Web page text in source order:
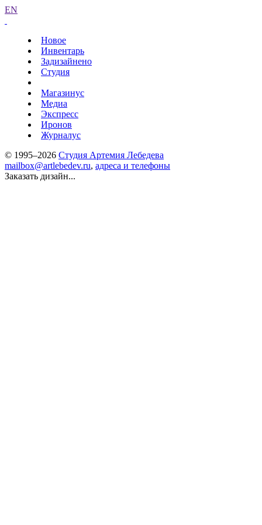
EN
Новое
Инвентарь
Задизайнено
Студия
Магазинус
Медиа
Экспресс
Иронов
Журналус
© 1995–2026 Студия Артемия Лебедева
mailbox@artlebedev.ru, адреса и телефоны
Заказать дизайн...